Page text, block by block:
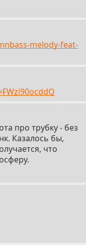
melody-feat-
про трубку - без
Казалось бы,
что